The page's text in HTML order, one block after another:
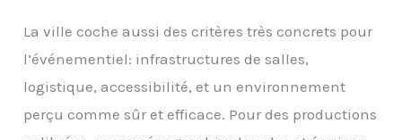
La ville coche aussi des critères très concrets pour
l’événementiel: infrastructures de salles,
logistique, accessibilité, et un environnement
perçu comme sûr et efficace. Pour des productions